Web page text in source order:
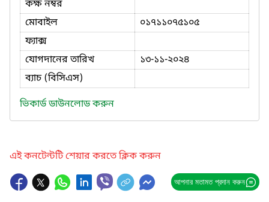
কক্ষ নম্বর
মোবাইল
০১৭১১০৭৫১০৫
ফ্যাক্স
যোগদানের তারিখ
১৩-১১-২০২৪
ব্যাচ (বিসিএস)
ভিকার্ড ডাউনলোড করুন
এই কনটেন্টটি শেয়ার করতে ক্লিক করুন
আপনার মতামত প্রদান করুন